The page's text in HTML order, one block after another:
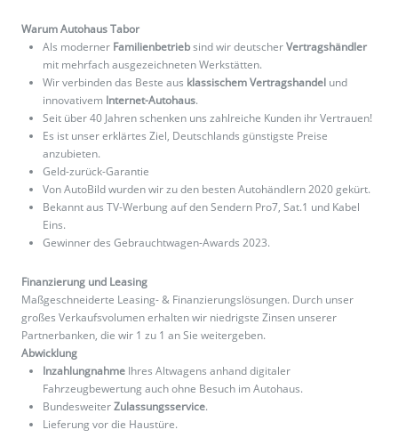
Warum Autohaus Tabor
Als moderner Familienbetriebsind wir deutscherVertragshändler
mit mehrfach ausgezeichneten Werkstätten.
Wir verbinden das Beste aus klassischem Vertragshandel und
innovativem Internet-Autohaus.
Seit über 40 Jahren schenken uns zahlreiche Kunden ihr Vertrauen!
Es ist unser erklärtes Ziel, Deutschlands günstigste Preise
anzubieten.
Geld-zurück-Garantie
Von AutoBild wurden wir zu den besten Autohändlern 2020 gekürt.
Bekannt aus TV-Werbung auf den Sendern Pro7, Sat.1 und Kabel
Eins.
Gewinner des Gebrauchtwagen-Awards 2023.
Finanzierung und Leasing
Maßgeschneiderte Leasing- & Finanzierungslösungen. Durch unser
großes Verkaufsvolumen erhalten wir niedrigste Zinsen unserer
Partnerbanken, die wir 1 zu 1 an Sie weitergeben.
Abwicklung
Inzahlungnahme Ihres Altwagens anhand digitaler
Fahrzeugbewertung auch ohne Besuch im Autohaus.
BundesweiterZulassungsservice.
Lieferung vor die Haustüre.